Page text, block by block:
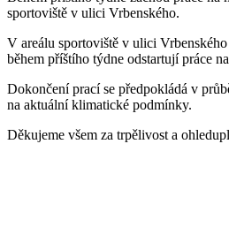
sportoviště v ulici Vrbenského.
V areálu sportoviště v ulici
během příštího týdne odstartují práce
Dokončení prací se předpokládá v
na aktuální klimatické podmínky.
Děkujeme všem za trpělivost a